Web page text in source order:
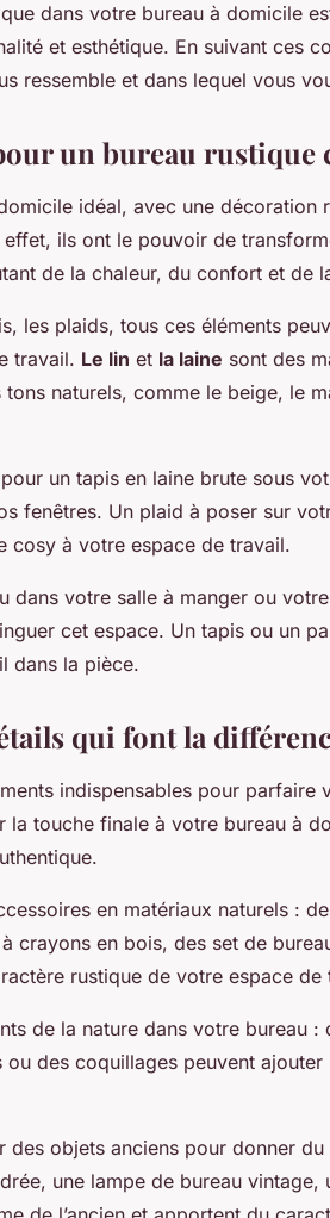
dans votre bureau à domicile
et esthétique. En suivant ces
ressemble et dans lequel vous
un bureau rustique
idéal, avec une décoration
ils ont le pouvoir de
de la chaleur, du confort et de
les plaids, tous ces éléments
travail. Le lin et la laine sont des
naturels, comme le beige, le
un tapis en laine brute sous
fenêtres. Un plaid à poser sur
cosy à votre espace de travail.
dans votre salle à manger ou
cet espace. Un tapis ou un
dans la pièce.
qui font la
indispensables pour parfaire
la touche finale à votre bureau à
en matériaux naturels :
crayons en bois, des set de
rustique de votre espace de
de la nature dans votre bureau :
des coquillages peuvent
des objets anciens pour donner
une lampe de bureau vintage,